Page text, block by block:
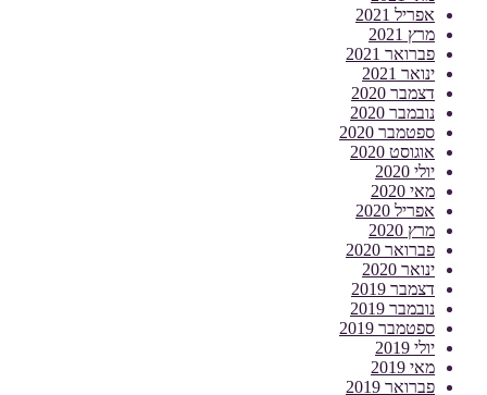
אפריל 2021
מרץ 2021
פברואר 2021
ינואר 2021
דצמבר 2020
נובמבר 2020
ספטמבר 2020
אוגוסט 2020
יולי 2020
מאי 2020
אפריל 2020
מרץ 2020
פברואר 2020
ינואר 2020
דצמבר 2019
נובמבר 2019
ספטמבר 2019
יולי 2019
מאי 2019
פברואר 2019